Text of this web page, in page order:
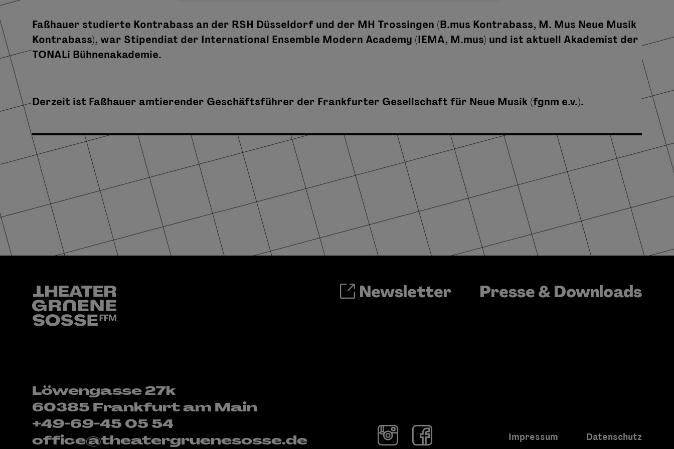
Faßhauer studierte Kontrabass an der RSH Düsseldorf und der MH Trossingen (B.mus Kontrabass, M. Mus Neue Musik
Kontrabass), war Stipendiat der International Ensemble Modern Academy (IEMA, M.mus) und ist aktuell Akademist der
TONALi Bühnenakademie.
Derzeit ist Faßhauer amtierender Geschäftsführer der Frankfurter Gesellschaft für Neue Musik (fgnm e.v.).
Presse & Downloads
Newsletter
Löwengasse 27k
60385 Frankfurt am Main
+49-69-45 05 54
office@theatergruenesosse.de
Impressum Datenschutz